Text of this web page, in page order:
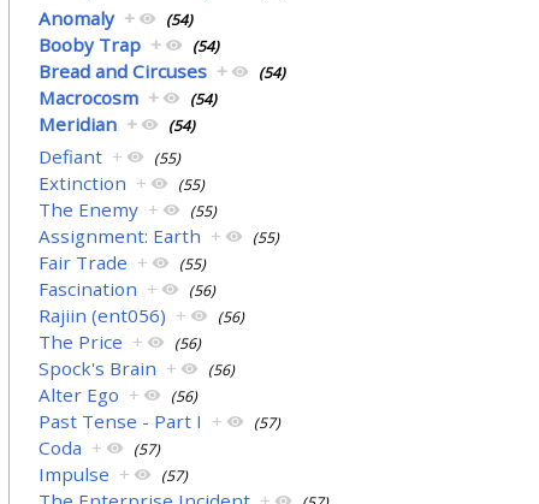
Anomaly + (54)
Booby Trap + (54)
Bread and Circuses + (54)
Macrocosm + (54)
Meridian + (54)
Defiant + (55)
Extinction + (55)
The Enemy + (55)
Assignment: Earth + (55)
Fair Trade + (55)
Fascination + (56)
Rajiin (ent056) + (56)
The Price + (56)
Spock's Brain + (56)
Alter Ego + (56)
Past Tense - Part I + (57)
Coda + (57)
Impulse + (57)